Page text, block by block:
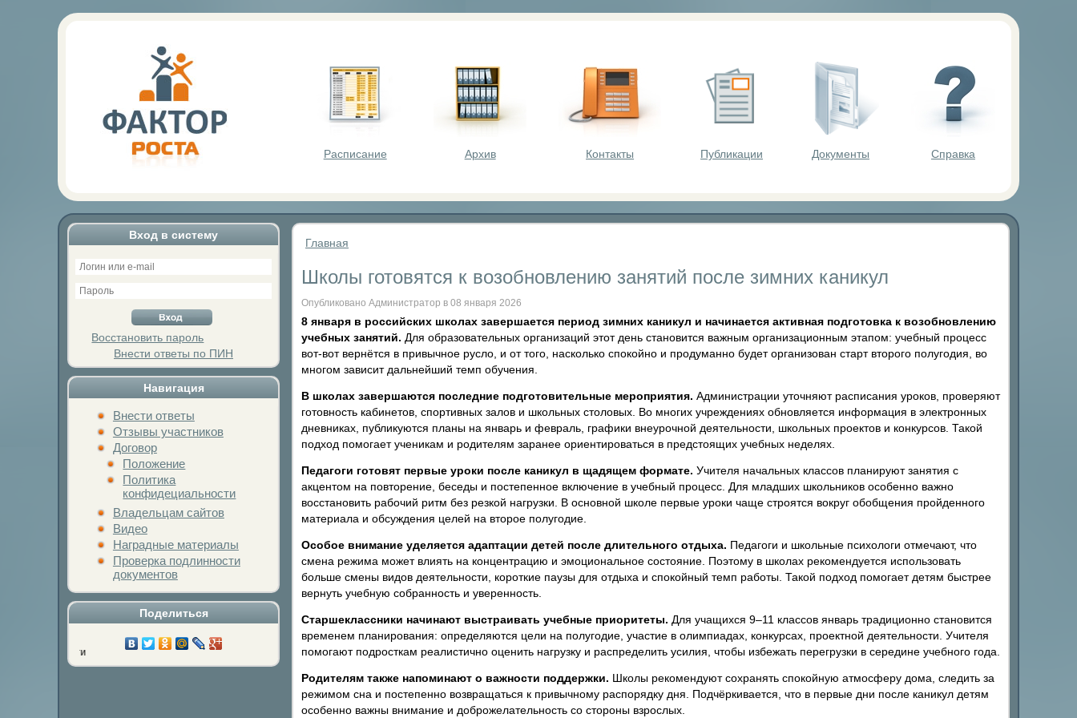
Расписание Архив Контакты Публикации Документы Справка
Вход в систему
Восстановить пароль
Внести ответы по ПИН
Навигация
Внести ответы
Отзывы участников
Договор
Положение
Политика
конфидециальности
Владельцам сайтов
Видео
Наградные материалы
Проверка подлинности
документов
Поделиться
Нажми на кнопку любимой социальной сети
Главная
Школы готовятся к возобновлению занятий после зимних каникул
Опубликовано Администратор в 08 января 2026
8 января в российских школах завершается период зимних каникул и начинается активная подготовка к возобновлению
учебных занятий. Для образовательных организаций этот день становится важным организационным этапом: учебный процесс
вот-вот вернётся в привычное русло, и от того, насколько спокойно и продуманно будет организован старт второго полугодия, во
многом зависит дальнейший темп обучения.
В школах завершаются последние подготовительные мероприятия. Администрации уточняют расписания уроков, проверяют
готовность кабинетов, спортивных залов и школьных столовых. Во многих учреждениях обновляется информация в электронных
дневниках, публикуются планы на январь и февраль, графики внеурочной деятельности, школьных проектов и конкурсов. Такой
подход помогает ученикам и родителям заранее ориентироваться в предстоящих учебных неделях.
Педагоги готовят первые уроки после каникул в щадящем формате. Учителя начальных классов планируют занятия с
акцентом на повторение, беседы и постепенное включение в учебный процесс. Для младших школьников особенно важно
восстановить рабочий ритм без резкой нагрузки. В основной школе первые уроки чаще строятся вокруг обобщения пройденного
материала и обсуждения целей на второе полугодие.
Особое внимание уделяется адаптации детей после длительного отдыха. Педагоги и школьные психологи отмечают, что
смена режима может влиять на концентрацию и эмоциональное состояние. Поэтому в школах рекомендуется использовать
больше смены видов деятельности, короткие паузы для отдыха и спокойный темп работы. Такой подход помогает детям быстрее
вернуть учебную собранность и уверенность.
Старшеклассники начинают выстраивать учебные приоритеты. Для учащихся 9–11 классов январь традиционно становится
временем планирования: определяются цели на полугодие, участие в олимпиадах, конкурсах, проектной деятельности. Учителя
помогают подросткам реалистично оценить нагрузку и распределить усилия, чтобы избежать перегрузки в середине учебного года.
Родителям также напоминают о важности поддержки. Школы рекомендуют сохранять спокойную атмосферу дома, следить за
режимом сна и постепенно возвращаться к привычному распорядку дня. Подчёркивается, что в первые дни после каникул детям
особенно важны внимание и доброжелательность со стороны взрослых.